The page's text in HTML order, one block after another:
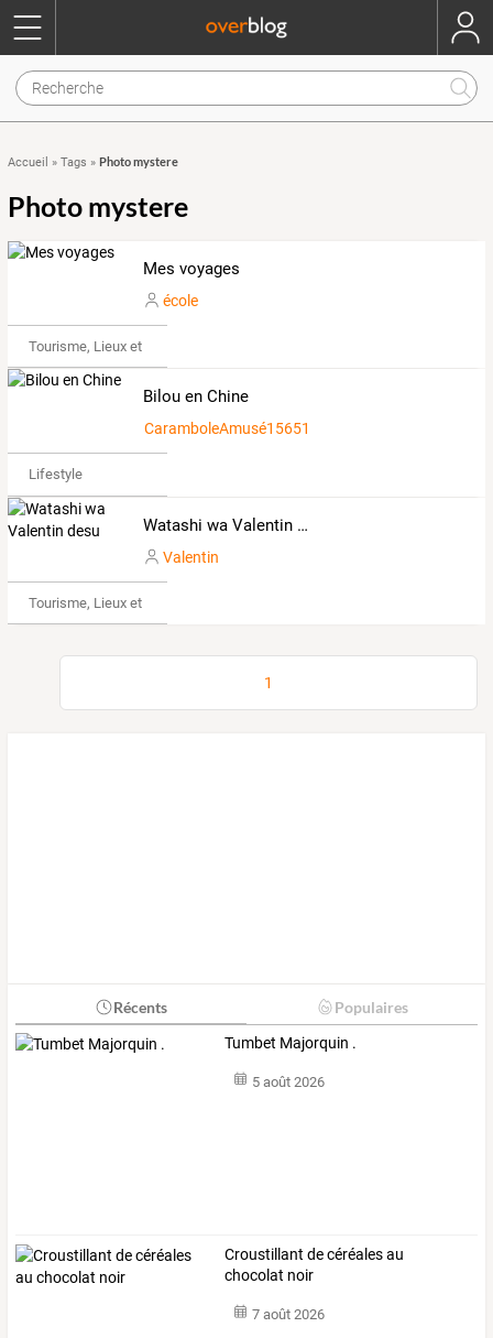
Accueil » Tags » Photo mystere
Photo mystere
Mes voyages
école
Tourisme, Lieux et Événements
Bilou en Chine
CaramboleAmusé1565101
Lifestyle
Watashi wa Valentin desu
Valentin
Tourisme, Lieux et Événements
1
Récents Populaires
Tumbet Majorquin .
5 août 2026
Croustillant de céréales au
chocolat noir
7 août 2026